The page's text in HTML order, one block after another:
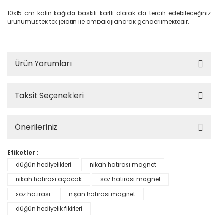
10x15 cm kalın kağıda baskılı kartlı olarak da tercih edebileceğiniz
ürünümüz tek tek jelatin ile ambalajlanarak gönderilmektedir.
Ürün Yorumları
Taksit Seçenekleri
Önerileriniz
Etiketler :
düğün hediyelikleri
nikah hatırası magnet
nikah hatırası açacak
söz hatırası magnet
söz hatırası
nişan hatırası magnet
düğün hediyelik fikirleri